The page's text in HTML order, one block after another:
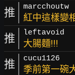
推 marcchoutw
紅中這樣變
推 leftavoid
大腸麵!!!
推 cucu1126
季前第一碗